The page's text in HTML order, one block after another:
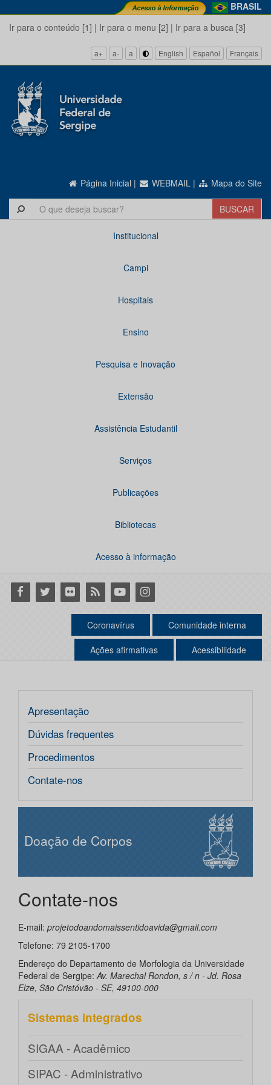
BRASIL
Ir para o conteúdo [1] | Ir para o menu [2] | Ir para a busca [3]
a+ a- a English Español Français
Página Inicial | WEBMAIL | Mapa do Site
Institucional
Campi
Hospitais
Ensino
Pesquisa e Inovação
Extensão
Assistência Estudantil
Serviços
Publicações
Bibliotecas
Acesso à informação
Facebook
Twitter Flickr RSS YoutubeInstagram
Coronavírus Comunidade interna
Ações afirmativas Acessibilidade
Apresentação
Dúvidas frequentes
Procedimentos
Contate-nos
Doação de Corpos
Contate-nos
E-mail: projetodoandomaissentidoavida@gmail.com
Telefone: 79 2105-1700
Endereço do Departamento de Morfologia da Universidade
Federal de Sergipe: Av. Marechal Rondon, s / n - Jd. Rosa
Elze, São Cristóvão - SE, 49100-000
Sistemas integrados
SIGAA - Acadêmico
SIPAC - Administrativo